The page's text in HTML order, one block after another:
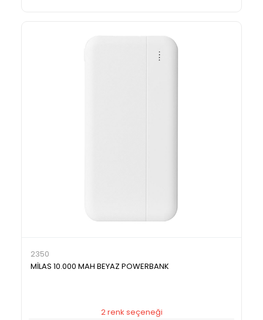
2350
MİLAS 10.000 MAH BEYAZ POWERBANK
2 renk seçeneği